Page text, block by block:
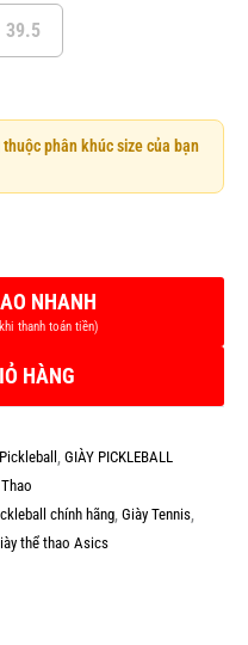
39.5
phân khúc size của bạn
HÀNG
, GIÀY PICKLEBALL
chính hãng, Giày Tennis,
thể thao Asics